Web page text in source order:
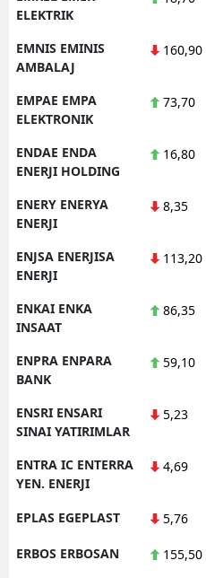
ELEKTRIK
EMNIS EMINIS
AMBALAJ
160,90
EMPAE EMPA
ELEKTRONIK
73,70
ENDAE ENDA
ENERJI HOLDING
16,80
ENERY ENERYA
ENERJI
8,35
ENJSA ENERJISA
ENERJI
113,20
ENKAI ENKA
INSAAT
86,35
ENPRA ENPARA
BANK
59,10
ENSRI ENSARI
SINAI YATIRIMLAR
5,23
ENTRA IC ENTERRA
YEN. ENERJI
4,69
EPLAS EGEPLAST 5,76
ERBOS ERBOSAN 155,50